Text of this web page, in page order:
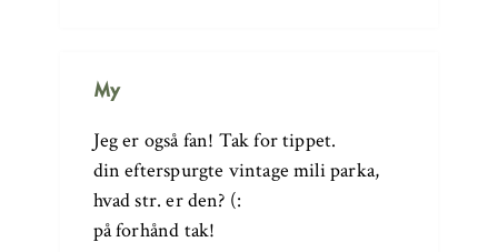
My
Jeg er også fan! Tak for tippet.
din efterspurgte vintage mili parka,
hvad str. er den? (:
på forhånd tak!